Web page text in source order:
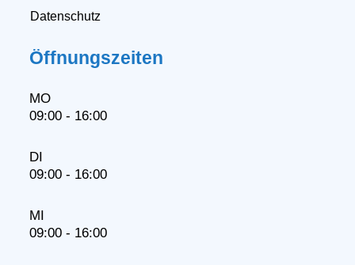
Datenschutz
Öffnungszeiten
MO
09:00 - 16:00
DI
09:00 - 16:00
MI
09:00 - 16:00